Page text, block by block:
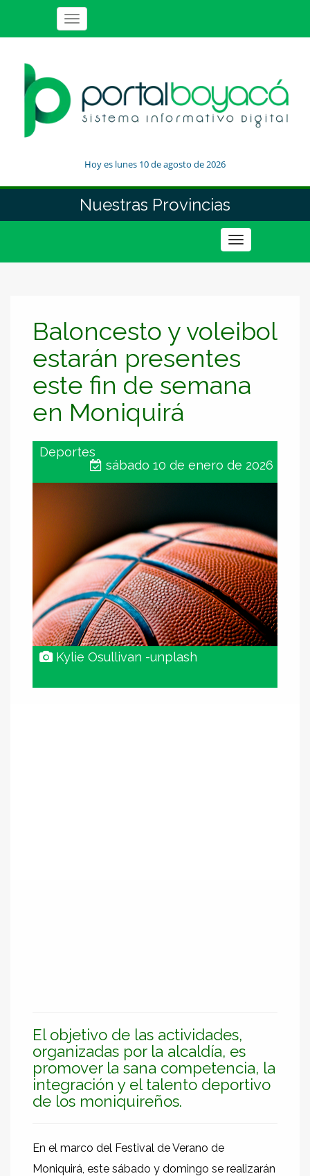
Toggle
navigation
Hoy es lunes 10 de agosto de 2026
Nuestras Provincias
Toggle
Baloncesto y voleibol
estarán presentes
este fin de semana
en Moniquirá
Deportes
sábado 10 de enero de 2026
Kylie Osullivan -unplash
El objetivo de las actividades,
organizadas por la alcaldía, es
promover la sana competencia, la
integración y el talento deportivo
de los moniquireños.
En el marco del Festival de Verano de
Moniquirá, este sábado y domingo se realizarán